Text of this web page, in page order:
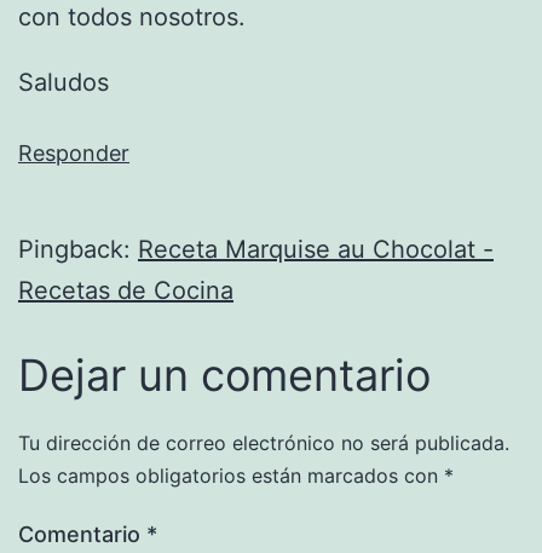
con todos nosotros.
Saludos
Responder
Pingback: Receta Marquise au Chocolat -
Recetas de Cocina
Dejar un comentario
Tu dirección de correo electrónico no será publicada.
Los campos obligatorios están marcados con *
Comentario *